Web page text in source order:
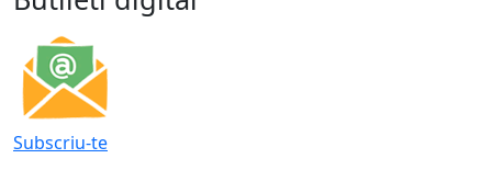
Subscriu-te